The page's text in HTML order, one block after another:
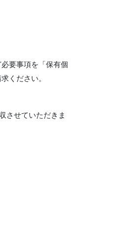
要事項を「保有個
ください。
させていただきま